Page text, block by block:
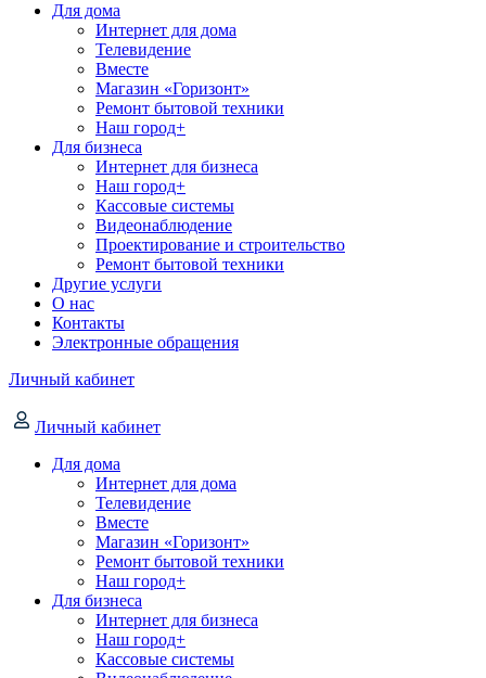
Для дома
Интернет для дома
Телевидение
Вместе
Магазин «Горизонт»
Ремонт бытовой техники
Наш город+
Для бизнеса
Интернет для бизнеса
Наш город+
Кассовые системы
Видеонаблюдение
Проектирование и строительство
Ремонт бытовой техники
Другие услуги
О нас
Контакты
Электронные обращения
Личный кабинет
Личный кабинет
Для дома
Интернет для дома
Телевидение
Вместе
Магазин «Горизонт»
Ремонт бытовой техники
Наш город+
Для бизнеса
Интернет для бизнеса
Наш город+
Кассовые системы